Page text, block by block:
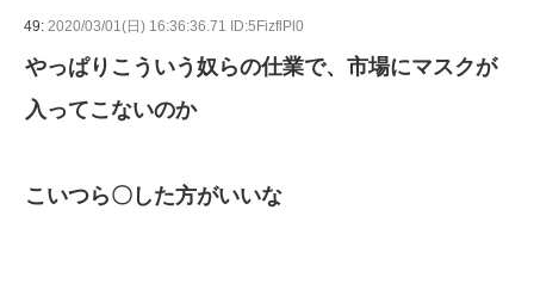
49: 2020/03/01(日) 16:36:36.71 ID:5FizflPl0
やっぱりこういう奴らの仕業で、市場にマスクが
入ってこないのか
こいつら〇した方がいいな